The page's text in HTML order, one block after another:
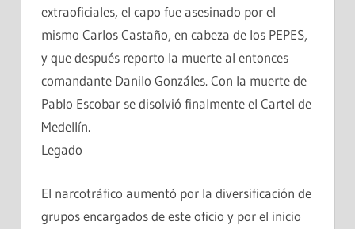
extraoficiales, el capo fue asesinado por el
mismo Carlos Castaño, en cabeza de los PEPES,
y que después reporto la muerte al entonces
comandante Danilo Gonzáles. Con la muerte de
Pablo Escobar se disolvió finalmente el Cartel de
Medellín.
Legado
El narcotráfico aumentó por la diversificación de
grupos encargados de este oficio y por el inicio